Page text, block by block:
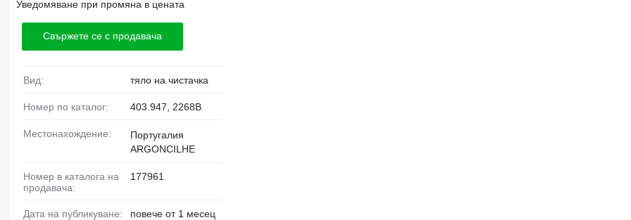
Уведомяване при промяна в цената
Свържете се с продавача
Вид: тяло на чистачка
Номер по каталог: 403.947, 2268B
Местонахождение:
Португалия
ARGONCILHE
Номер в каталога на
продавача:
177961
Дата на публикуване: повече от 1 месец